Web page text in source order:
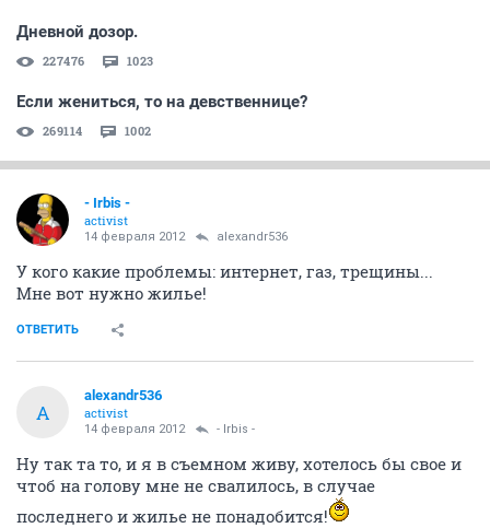
Дневной дозор.
227476 1023
Если жениться, то на девственнице?
269114 1002
- Irbis -
activist
14 февраля 2012 alexandr536
У кого какие проблемы: интернет, газ, трещины...
Мне вот нужно жилье!
ОТВЕТИТЬ
A
alexandr536
activist
14 февраля 2012 - Irbis -
Ну так та то, и я в съемном живу, хотелось бы свое и
чтоб на голову мне не свалилось, в случае
последнего и жилье не понадобится!